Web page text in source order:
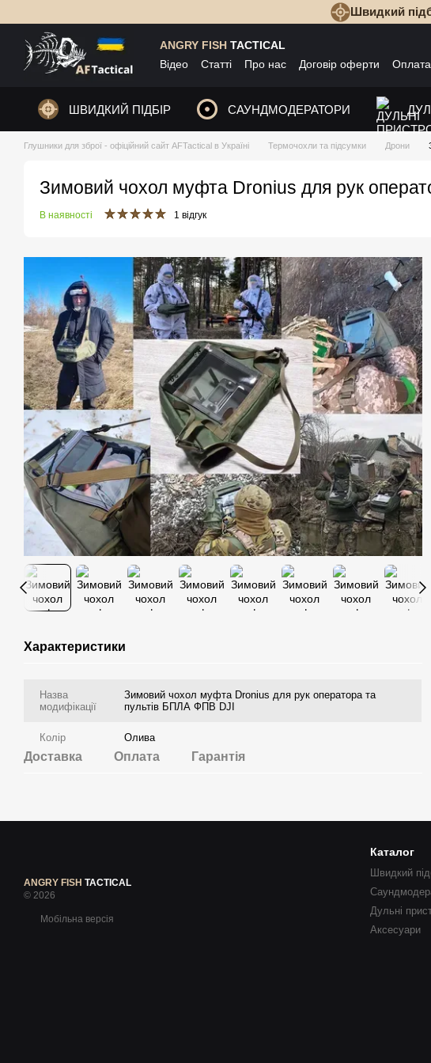
Швидкий
ANGRY FISH TACTICAL
Відео
Статті Про нас Договір оферти Оплата
ШВИДКИЙ ПІДБІР САУНДМОДЕРАТОРИ
Глушники для зброї - офіційний сайт AFTactical в Україні Термочохли та підсумки Дрони
Зимовий чохол муфта Dronius для рук
В наявності 1 відгук
Характеристики
Назва
модифікації
Зимовий чохол муфта Dronius для рук оператора та
пультів БПЛА ФПВ DJI
Колір Олива
Доставка Оплата Гарантія
ANGRY FISH TACTICAL
© 2026
Мобільна версія
Каталог
Швидкий
Дульні
Аксесуари